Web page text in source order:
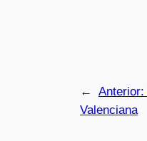
← Anterior:
Valenciana